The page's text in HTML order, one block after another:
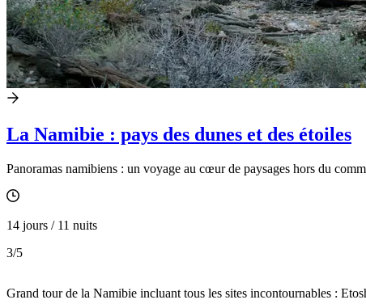
La Namibie : pays des dunes et des étoiles
Panoramas namibiens : un voyage au cœur de paysages hors du
14 jours / 11 nuits
3/5
Grand tour de la Namibie incluant tous les sites incontournables :